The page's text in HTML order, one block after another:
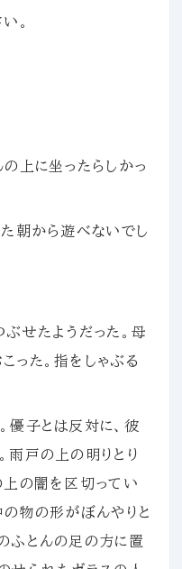
。
上に坐ったらしかっ
朝から遊べないでし
せたようだった。母
った。指をしゃぶる
優子とは反対に、彼
雨戸の上の明りとり
上の闇を区切ってい
の物の形がぼんやりと
ふとんの足の方に置